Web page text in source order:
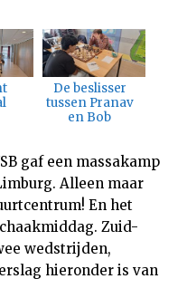
De beslisser
tussen Pranav
en Bob
gaf een massakamp
Alleen maar
En het
Zuid-
wedstrijden,
hieronder is van